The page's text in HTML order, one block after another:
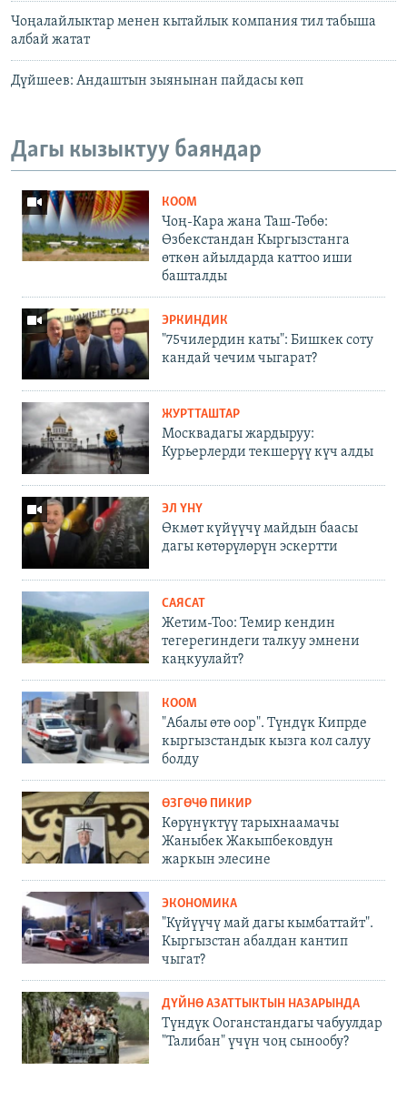
Чоңалайлыктар менен кытайлык компания тил табыша
албай жатат
Дүйшеев: Андаштын зыянынан пайдасы көп
Дагы кызыктуу баяндар
КООМ
Чоң-Кара жана Таш-Төбө:
Өзбекстандан Кыргызстанга
өткөн айылдарда каттоо иши
башталды
ЭРКИНДИК
"75чилердин каты": Бишкек соту
кандай чечим чыгарат?
ЖУРТТАШТАР
Москвадагы жардыруу:
Курьерлерди текшерүү күч алды
ЭЛ ҮНҮ
Өкмөт күйүүчү майдын баасы
дагы көтөрүлөрүн эскертти
САЯСАТ
Жетим-Тоо: Темир кендин
тегерегиндеги талкуу эмнени
каңкуулайт?
КООМ
"Абалы өтө оор". Түндүк Кипрде
кыргызстандык кызга кол салуу
болду
ӨЗГӨЧӨ ПИКИР
Көрүнүктүү тарыхнаамачы
Жаныбек Жакыпбековдун
жаркын элесине
ЭКОНОМИКА
"Күйүүчү май дагы кымбаттайт".
Кыргызстан абалдан кантип
чыгат?
ДҮЙНӨ АЗАТТЫКТЫН НАЗАРЫНДА
Түндүк Ооганстандагы чабуулдар
"Талибан" үчүн чоң сынообу?